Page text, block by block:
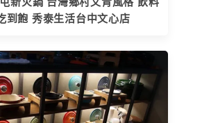
到飽 秀泰生活台中文心店